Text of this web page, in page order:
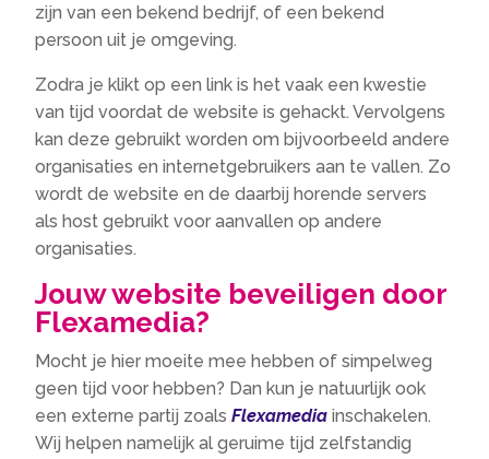
zijn van een bekend bedrijf, of een bekend
persoon uit je omgeving.
Zodra je klikt op een link is het vaak een kwestie
van tijd voordat de website is gehackt. Vervolgens
kan deze gebruikt worden om bijvoorbeeld andere
organisaties en internetgebruikers aan te vallen. Zo
wordt de website en de daarbij horende servers
als host gebruikt voor aanvallen op andere
organisaties.
Jouw website beveiligen door
Flexamedia?
Mocht je hier moeite mee hebben of simpelweg
geen tijd voor hebben? Dan kun je natuurlijk ook
een externe partij zoalsFlexamedia inschakelen.
Wij helpen namelijk al geruime tijd zelfstandig